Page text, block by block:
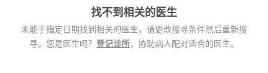
找不到相关的医生
未能于指定日期找到相关的医生，请更改搜寻条件然后重新搜
寻。您是医生吗？ 登记诊所，协助病人配对适合的医生。